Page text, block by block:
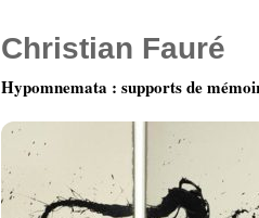
Christian Fauré
Hypomnemata : supports de